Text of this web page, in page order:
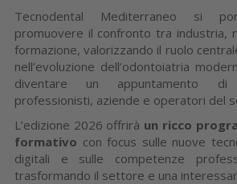
Tecnodental Mediterraneo si
promuovere il confronto tra industria,
formazione, valorizzando il ruolo
nell’evoluzione dell’odontoiatria
diventare un appuntamento
professionisti, aziende e operatori del
L’edizione 2026 offrirà un ricco
formativo con focus sulle nuove
digitali e sulle competenze
trasformando il settore e una